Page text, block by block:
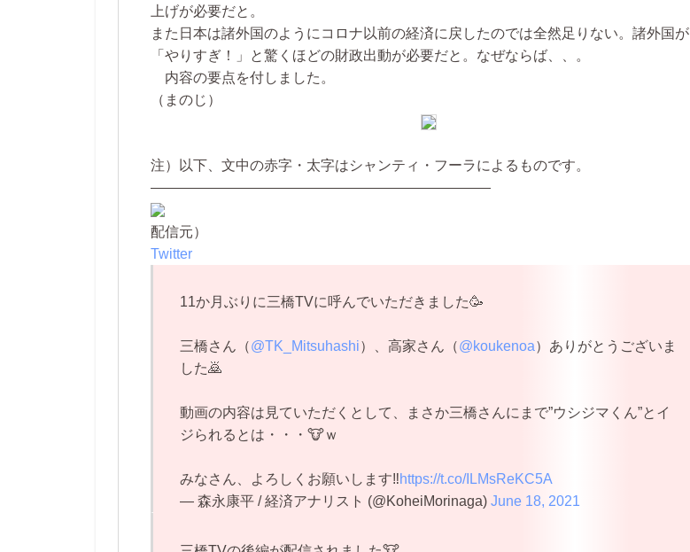
上げが必要だと。
また日本は諸外国のようにコロナ以前の経済に戻したのでは全然足りない。諸外国が
「やりすぎ！」と驚くほどの財政出動が必要だと。なぜならば、、。
内容の要点を付しました。
（まのじ）
注）以下、文中の赤字・太字はシャンティ・フーラによるものです。
————————————————————————
配信元）
Twitter
11か月ぶりに三橋TVに呼んでいただきました🥳
三橋さん（@TK_Mitsuhashi）、高家さん（@koukenoa）ありがとうございま
した🙇
動画の内容は見ていただくとして、まさか三橋さんにまで”ウシジマくん”とイ
ジられるとは・・・🐮ｗ
みなさん、よろしくお願いします‼https://t.co/ILMsReKC5A
— 森永康平 / 経済アナリスト (@KoheiMorinaga) June 18, 2021